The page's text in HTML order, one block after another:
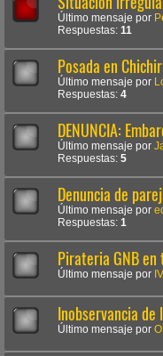
Último mensaje por
Respuestas: 11
Posada en
Último mensaje por
Respuestas: 4
DENUNCIA:
Último mensaje por
Respuestas: 5
Denuncia de
Último mensaje por
Respuestas: 1
Pirateria GNB
Último mensaje por
Inobservancia de
Último mensaje por